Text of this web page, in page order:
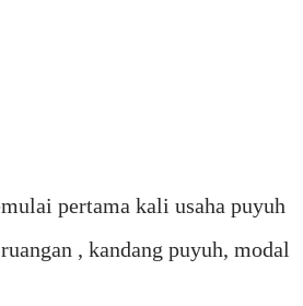
pertama kali usaha puyuh
, kandang puyuh, modal